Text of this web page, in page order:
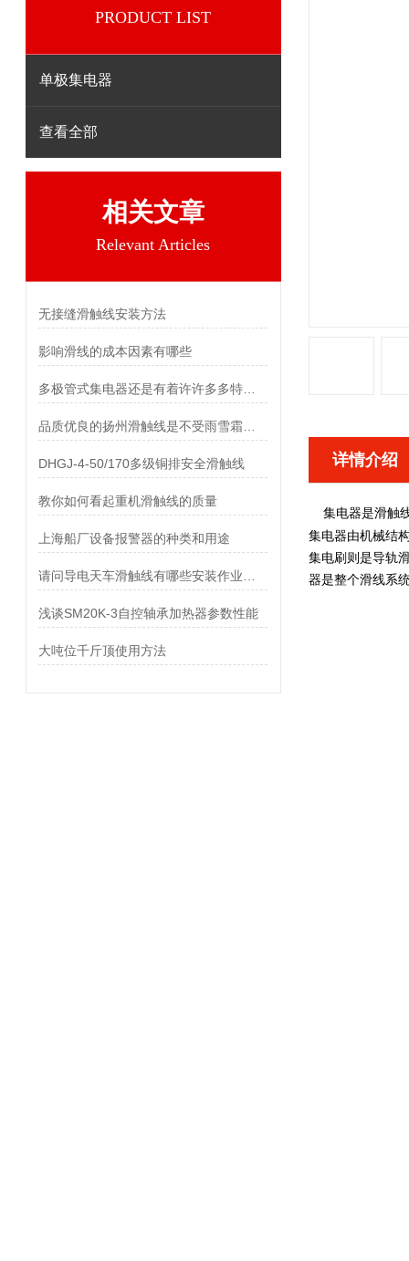
PRODUCT LIST
单极集电器
查看全部
相关文章
Relevant Articles
无接缝滑触线安装方法
影响滑线的成本因素有哪些
DHGJ-4-50/170多级铜排安全滑触线
教你如何看起重机滑触线的质量
上海船厂设备报警器的种类和用途
浅谈SM20K-3自控轴承加热器参数性能
大吨位千斤顶使用方法
详情介绍
集电器是滑触
集电器由机械结
集电刷则是导轨
器是整个滑线系